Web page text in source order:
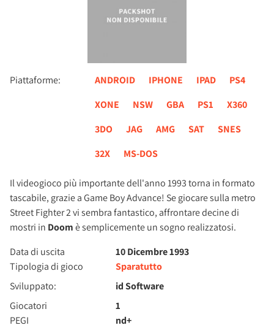
Piattaforme: ANDROID IPHONE IPAD
PS4
XONE
NSW GBA PS1
X360
3DO
JAG AMG SAT
SNES
32X
MS-DOS
Il videogioco più importante dell'anno 1993 torna in formato
tascabile, grazie a Game Boy Advance! Se giocare sulla metro
Street Fighter 2 vi sembra fantastico, affrontare decine di
mostri in Doomè semplicemente un sogno realizzatosi.
Data di uscita
10 Dicembre 1993
Tipologia di gioco
Sparatutto
Sviluppato:
id Software
Giocatori
1
PEGI
nd+